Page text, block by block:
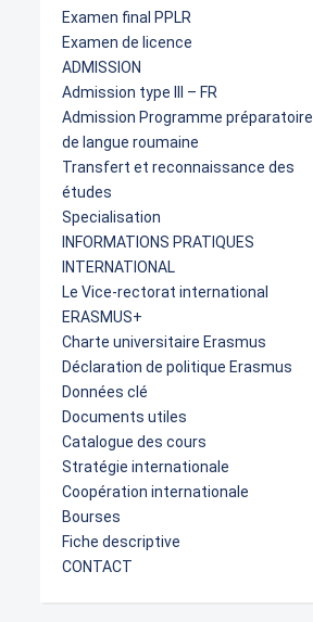
Examen final PPLR
Examen de licence
ADMISSION
Admission type III – FR
Admission Programme préparatoire
de langue roumaine
Transfert et reconnaissance des
études
Specialisation
INFORMATIONS PRATIQUES
INTERNATIONAL
Le Vice-rectorat international
ERASMUS+
Charte universitaire Erasmus
Déclaration de politique Erasmus
Données clé
Documents utiles
Catalogue des cours
Stratégie internationale
Coopération internationale
Bourses
Fiche descriptive
CONTACT